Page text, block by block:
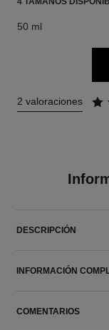
50 ml
2 valoraciones
DESCRIPCIÓN
INFORMACIÓN
COMENTARIOS